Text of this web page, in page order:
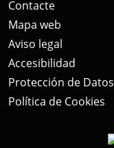
Contacte
Mapa web
Aviso legal
Accesibilidad
Protección de Datos
Política de Cookies